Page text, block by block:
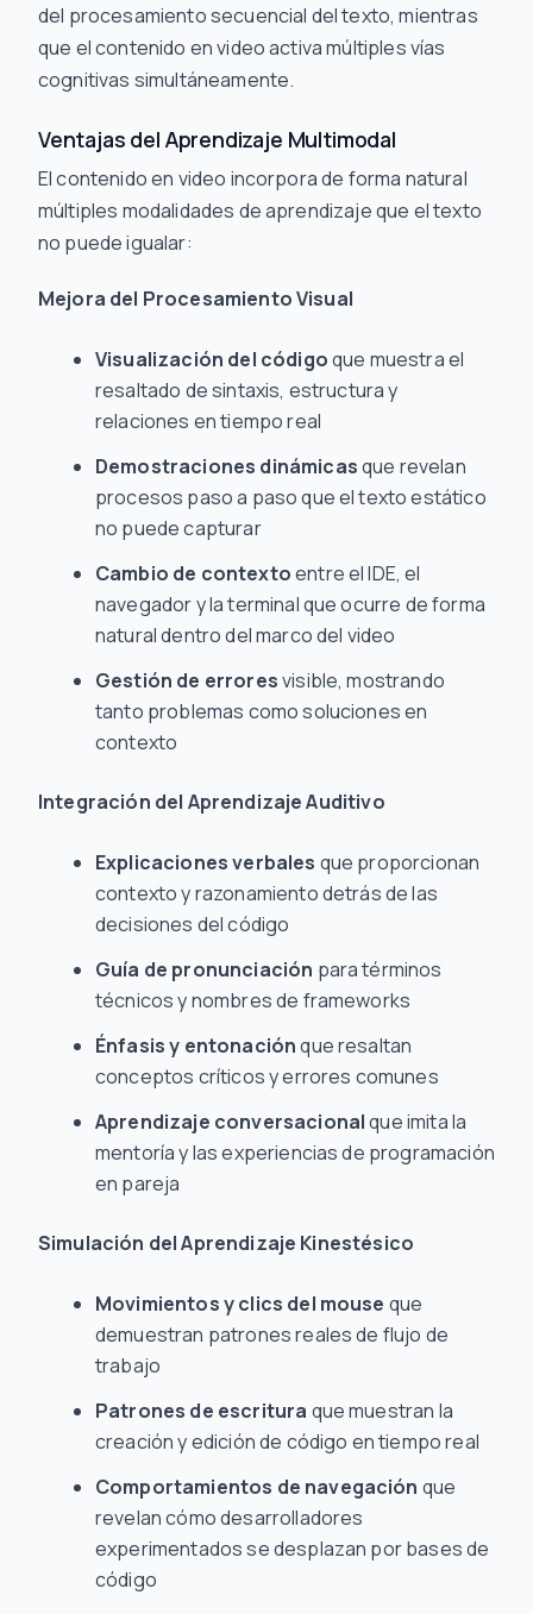
del procesamiento secuencial del texto, mientras
que el contenido en video activa múltiples vías
cognitivas simultáneamente.
Ventajas del Aprendizaje Multimodal
El contenido en video incorpora de forma natural
múltiples modalidades de aprendizaje que el texto
no puede igualar:
Mejora del Procesamiento Visual
Visualización del códigoque muestra el
resaltado de sintaxis, estructura y
relaciones en tiempo real
Demostraciones dinámicasque revelan
procesos paso a paso que el texto estático
no puede capturar
Cambio de contextoentre el IDE, el
navegador y la terminal que ocurre de forma
natural dentro del marco del video
Gestión de erroresvisible, mostrando
tanto problemas como soluciones en
contexto
Integración del Aprendizaje Auditivo
Explicaciones verbales que proporcionan
contexto y razonamiento detrás de las
decisiones del código
Guía de pronunciación para términos
técnicos y nombres de frameworks
Énfasis y entonaciónque resaltan
conceptos críticos y errores comunes
Aprendizaje conversacionalque imita la
mentoría y las experiencias de programación
en pareja
Simulación del Aprendizaje Kinestésico
Movimientos y clics del mouse que
demuestran patrones reales de flujo de
trabajo
Patrones de escritura que muestran la
creación y edición de código en tiempo real
Comportamientos de navegación que
revelan cómo desarrolladores
experimentados se desplazan por bases de
código